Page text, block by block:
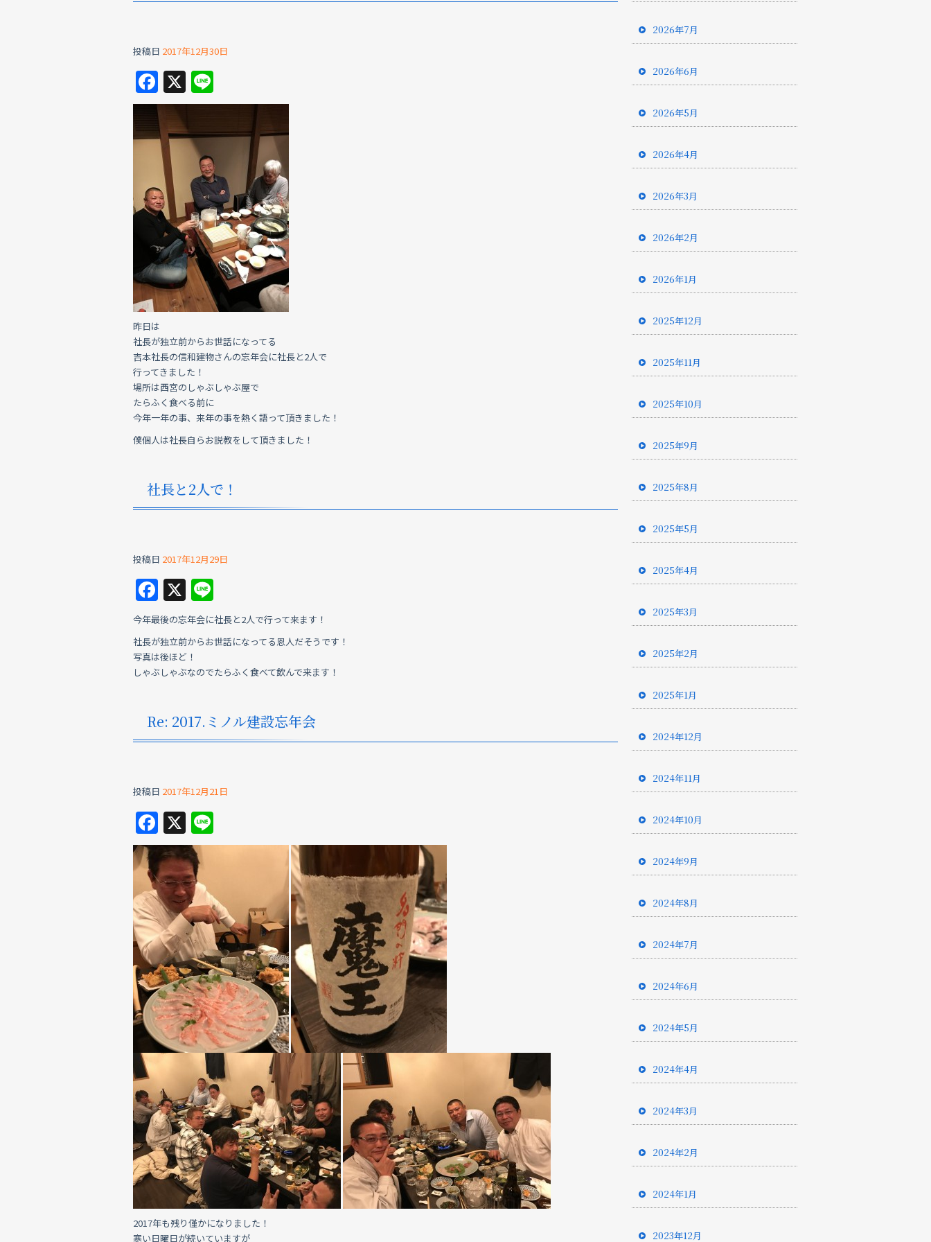
投稿日 2017年12月30日
F
a
c
e
b
o
o
k
X
n
e
昨日は
社長が独立前からお世話になってる
吉本社長の信和建物さんの忘年会に社長と2人で
行ってきました！
場所は西宮のしゃぶしゃぶ屋で
たらふく食べる前に
今年一年の事、来年の事を熱く語って頂きました！
僕個人は社長自らお説教をして頂きました！
社長と2人で！
投稿日 2017年12月29日
F
a
c
e
b
o
k
X
n
e
今年最後の忘年会に社長と2人で行って来ます！
社長が独立前からお世話になってる恩人だそうです！
写真は後ほど！
しゃぶしゃぶなのでたらふく食べて飲んで来ます！
Re: 2017.ミノル建設忘年会
投稿日 2017年12月21日
F
a
c
e
b
o
o
k
X
n
2017年も残り僅かになりました！
寒い日曜日が続いていますが
2026年7月
2026年6月
2026年5月
2026年4月
2026年3月
2026年2月
2026年1月
2025年12月
2025年11月
2025年10月
2025年9月
2025年8月
2025年5月
2025年4月
2025年3月
2025年2月
2025年1月
2024年12月
2024年11月
2024年10月
2024年9月
2024年8月
2024年7月
2024年6月
2024年5月
2024年4月
2024年3月
2024年2月
2024年1月
2023年12月